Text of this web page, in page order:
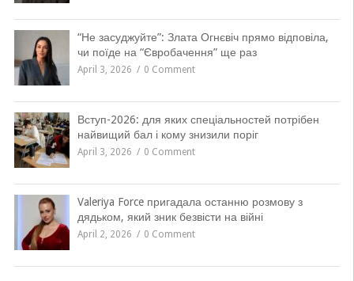
“Не засуджуйте”: Злата Огнєвіч прямо відповіла,
чи поїде на “Євробачення” ще раз
April 3, 2026 0 Comment
Вступ-2026: для яких спеціальностей потрібен
найвищий бал і кому знизили поріг
April 3, 2026 0 Comment
Valeriya Force пригадала останню розмову з
дядьком, який зник безвісти на війні
April 2, 2026 0 Comment